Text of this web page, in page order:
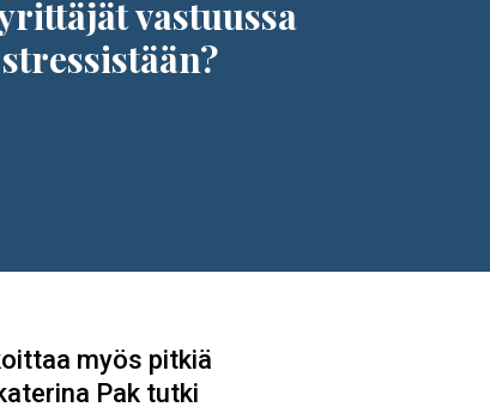
vastuussa
myös pitkiä
Pak tutki